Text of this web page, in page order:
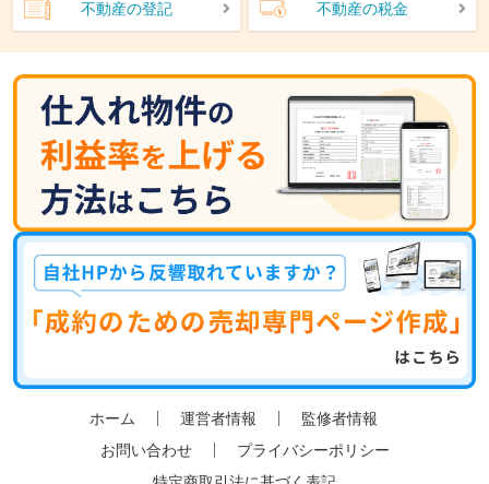
不動産の登記 不動産の税金
ホーム 運営者情報 監修者情報
お問い合わせ プライバシーポリシー